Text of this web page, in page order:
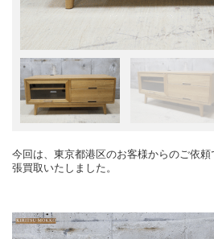
今回は、東京都港区のお客様からのご依
張買取いたしました。